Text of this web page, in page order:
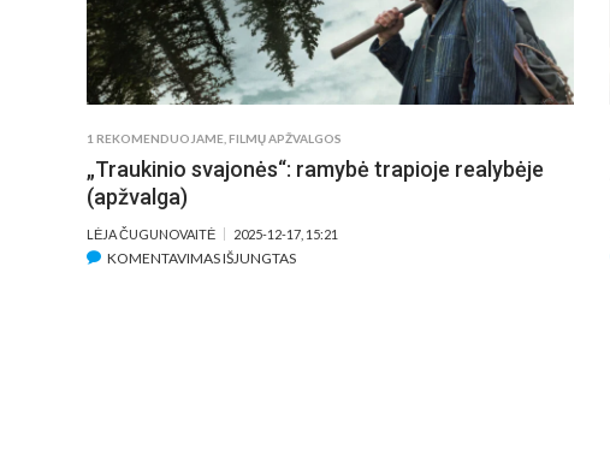
1 REKOMENDUOJAME FILMŲ APŽVALGOS
„Traukinio svajonės“: ramybė trapioje realybėje
(apžvalga)
LĖJA ČUGUNOVAITĖ 2025-12-17, 15:21
KOMENTAVIMAS IŠJUNGTASĮRAŠE